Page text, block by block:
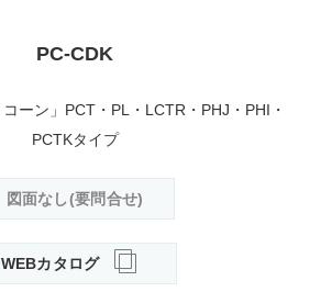
PC-CDK
ーン」PCT・PL・LCTR・PHJ・PHI・
PCTKタイプ
図面なし(要問合せ)
WEBカタログ